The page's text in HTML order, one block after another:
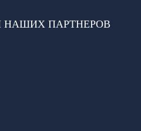
НАШИХ ПАРТНЕРОВ